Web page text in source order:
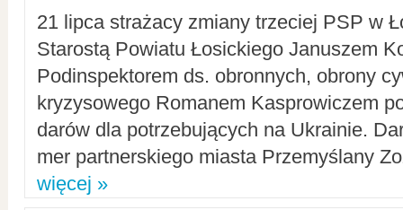
21 lipca strażacy zmiany trzeciej PSP w
Starostą Powiatu Łosickiego Januszem
Podinspektorem ds. obronnych, obrony
kryzysowego Romanem Kasprowiczem
darów dla potrzebujących na Ukrainie.
mer partnerskiego miasta Przemyślany
więcej »